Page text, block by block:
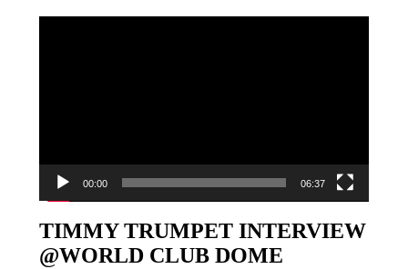
00:00 06:37
TIMMY TRUMPET INTERVIEW
@WORLD CLUB DOME